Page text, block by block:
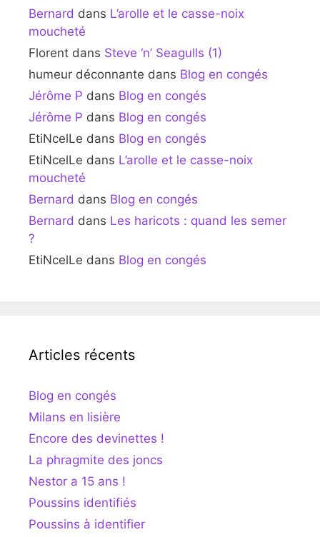
Bernard dans L’arolle et le casse-noix
moucheté
Florent dans Steve ‘n’ Seagulls (1)
humeur déconnante dans Blog en congés
Jérôme P dans Blog en congés
Jérôme P dans Blog en congés
EtiNcelLe dans Blog en congés
EtiNcelLe dans L’arolle et le casse-noix
moucheté
Bernard dans Blog en congés
Bernard dans Les haricots : quand les semer
?
EtiNcelLe dans Blog en congés
Articles récents
Blog en congés
Milans en lisière
Encore des devinettes !
La phragmite des joncs
Nestor a 15 ans !
Poussins identifiés
Poussins à identifier